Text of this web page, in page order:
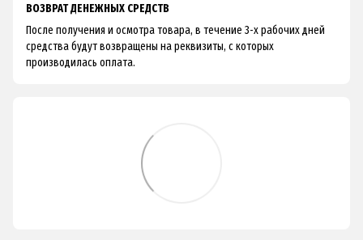
ВОЗВРАТ ДЕНЕЖНЫХ СРЕДСТВ
После получения и осмотра товара, в течение 3-х рабочих дней
средства будут возвращены на реквизиты, с которых
производилась оплата.